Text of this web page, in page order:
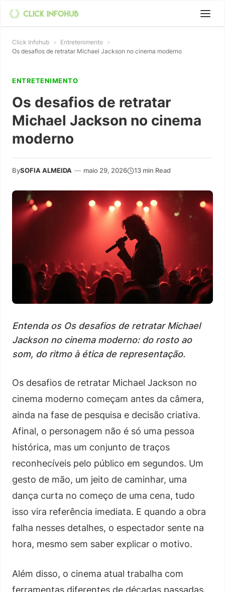
Click Infohub » Entretenimento »
Os desafios de retratar Michael Jackson no cinema moderno
ENTRETENIMENTO
Os desafios de retratar
Michael Jackson no cinema
moderno
BySOFIA ALMEIDA — maio 29, 2026 13 min Read
Entenda os Os desafios de retratar Michael
Jackson no cinema moderno: do rosto ao
som, do ritmo à ética de representação.
Os desafios de retratar Michael Jackson no
cinema moderno começam antes da câmera,
ainda na fase de pesquisa e decisão criativa.
Afinal, o personagem não é só uma pessoa
histórica, mas um conjunto de traços
reconhecíveis pelo público em segundos. Um
gesto de mão, um jeito de caminhar, uma
dança curta no começo de uma cena, tudo
isso vira referência imediata. E quando a obra
falha nesses detalhes, o espectador sente na
hora, mesmo sem saber explicar o motivo.
Além disso, o cinema atual trabalha com
ferramentas diferentes de décadas passadas.